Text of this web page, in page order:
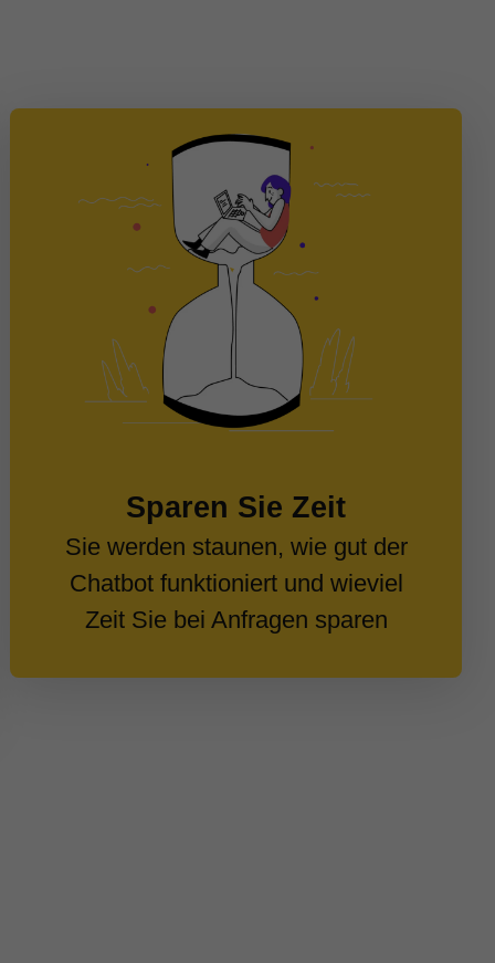
Sparen Sie Zeit
Sie werden staunen, wie gut der
Chatbot funktioniert und wieviel
Zeit Sie bei Anfragen sparen